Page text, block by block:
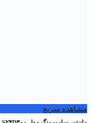
مشاهده سریع